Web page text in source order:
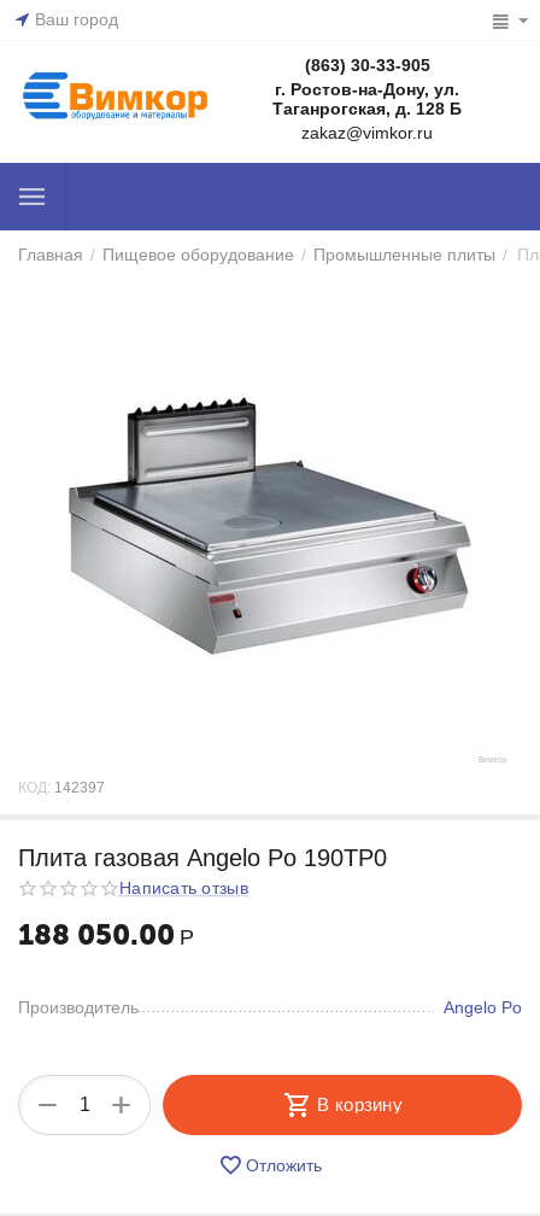
Ваш город
(863) 30-33-905
г. Ростов-на-Дону, ул.
Таганрогская, д. 128 Б
zakaz@vimkor.ru
Главная / Пищевое оборудование / Промышленные плиты /
КОД: 142397
Плита газовая Angelo Po 190TP0
Написать отзыв
188 050.00 Р
Производитель Angelo Po
+
− В корзину
Отложить